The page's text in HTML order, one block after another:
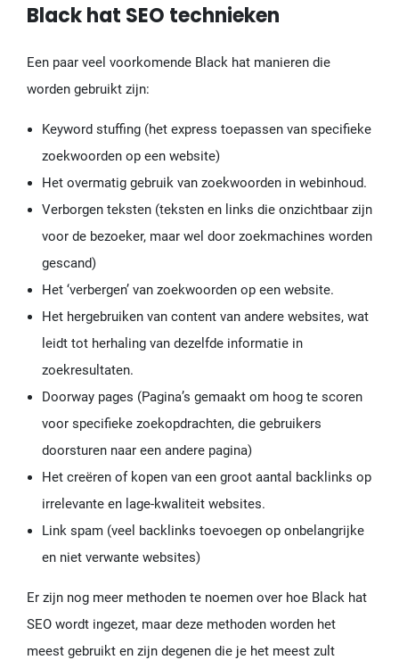
Black hat SEO technieken
Een paar veel voorkomende Black hat manieren die
worden gebruikt zijn:
Keyword stuffing (het express toepassen van specifieke
zoekwoorden op een website)
Het overmatig gebruik van zoekwoorden in webinhoud.
Verborgen teksten (teksten en links die onzichtbaar zijn
voor de bezoeker, maar wel door zoekmachines worden
gescand)
Het ‘verbergen’ van zoekwoorden op een website.
Het hergebruiken van content van andere websites, wat
leidt tot herhaling van dezelfde informatie in
zoekresultaten.
Doorway pages (Pagina’s gemaakt om hoog te scoren
voor specifieke zoekopdrachten, die gebruikers
doorsturen naar een andere pagina)
Het creëren of kopen van een groot aantal backlinks op
irrelevante en lage-kwaliteit websites.
Link spam (veel backlinks toevoegen op onbelangrijke
en niet verwante websites)
Er zijn nog meer methoden te noemen over hoe Black hat
SEO wordt ingezet, maar deze methoden worden het
meest gebruikt en zijn degenen die je het meest zult